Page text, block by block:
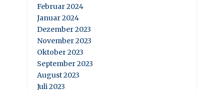
Februar 2024
Januar 2024
Dezember 2023
November 2023
Oktober 2023
September 2023
August 2023
Juli 2023